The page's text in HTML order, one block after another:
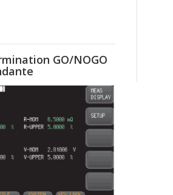
GO/NOGO